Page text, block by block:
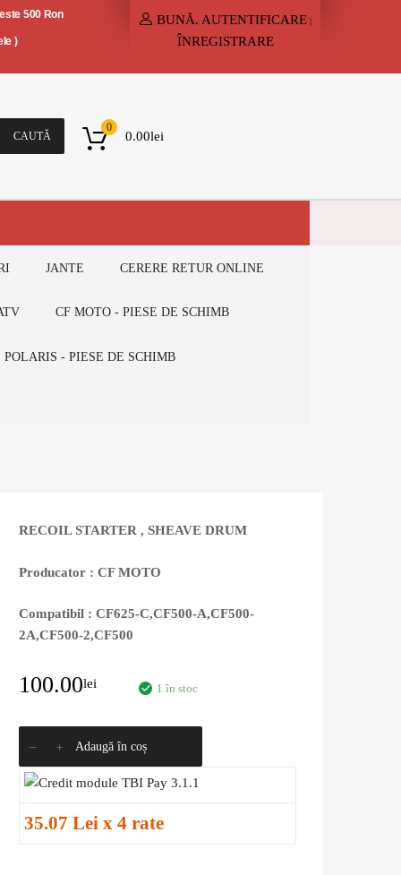
500 Ron
)
BUNĂ. AUTENTIFICARE |
ÎNREGISTRARE
CAUTĂ 0.00lei
0
JANTE CERERE RETUR ONLINE
CF MOTO - PIESE DE SCHIMB
POLARIS - PIESE DE SCHIMB
RECOIL STARTER , SHEAVE DRUM
Producator : CF MOTO
Compatibil : CF625-C,CF500-A,CF500-
2A,CF500-2,CF500
100.00lei 1 în stoc
Adaugă în coș
35.07 Lei x 4 rate